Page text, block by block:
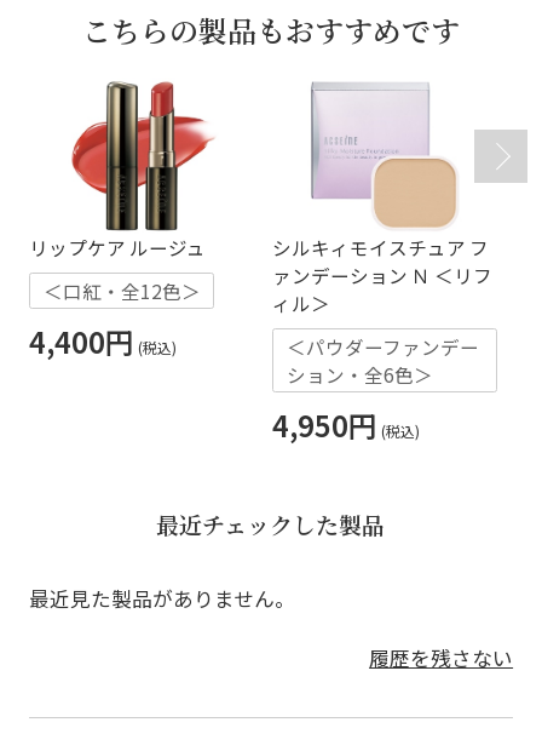
こちらの製品もおすすめです
リップケア ルージュ
＜口紅・全12色＞
4,400円
シルキィモイスチュア フ
ァンデーション Ｎ ＜リフ
ィル＞
＜パウダーファンデー
ション・全6色＞
4,950円
最近チェックした製品
最近見た製品がありません。
履歴を残さない